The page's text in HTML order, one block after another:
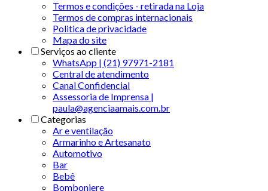
Termos e condições - retirada na Loja
Termos de compras internacionais
Politica de privacidade
Mapa do site
Serviços ao cliente
WhatsApp | (21) 97971-2181
Central de atendimento
Canal Confidencial
Assessoria de Imprensa |
paula@agenciaamais.com.br
Categorias
Ar e ventilação
Armarinho e Artesanato
Automotivo
Bar
Bebê
Bomboniere